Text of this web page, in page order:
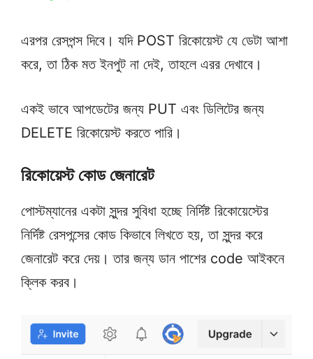
এরপর রেসপন্স দিবে। যদি POST রিকোয়েস্ট যে ডেটা আশা
করে, তা ঠিক মত ইনপুট না দেই, তাহলে এরর দেখাবে।
একই ভাবে আপডেটের জন্য PUT এবং ডিলিটের জন্য
DELETE রিকোয়েস্ট করতে পারি।
রিকোয়েস্ট কোড জেনারেট
পোস্টম্যানের একটা সুন্দর সুবিধা হচ্ছে নির্দিষ্ট রিকোয়েস্টের
নির্দিষ্ট রেসপন্সের কোড কিভাবে লিখতে হয়, তা সুন্দর করে
জেনারেট করে দেয়। তার জন্য ডান পাশের code আইকনে
ক্লিক করব।